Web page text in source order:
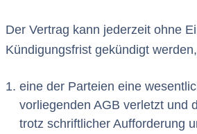
Der Vertrag kann jederzeit ohne
Kündigungsfrist gekündigt
eine der Parteien eine
vorliegenden AGB verletzt und
trotz schriftlicher Aufforderung